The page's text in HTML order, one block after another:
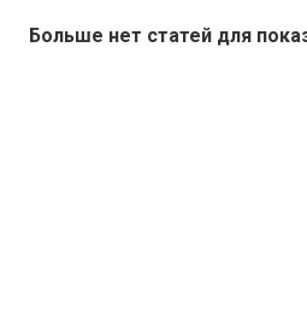
Больше нет статей для